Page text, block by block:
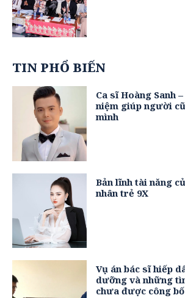
TIN PHỔ BIẾN
Ca sĩ Hoàng Sanh
niệm giúp người
mình
Bản lĩnh tài năng
nhân trẻ 9X
Vụ án bác sĩ hiếp
dưỡng và những
chưa được công bố